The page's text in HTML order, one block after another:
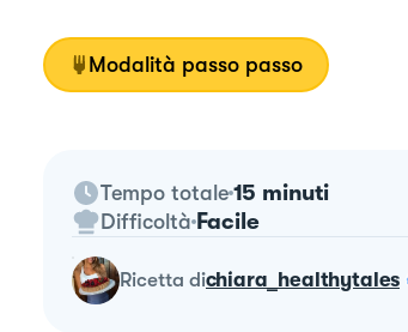
Modalità passo passo
Tempo totale 15 minuti
Difficoltà Facile
ricetta dichiara_healthytales